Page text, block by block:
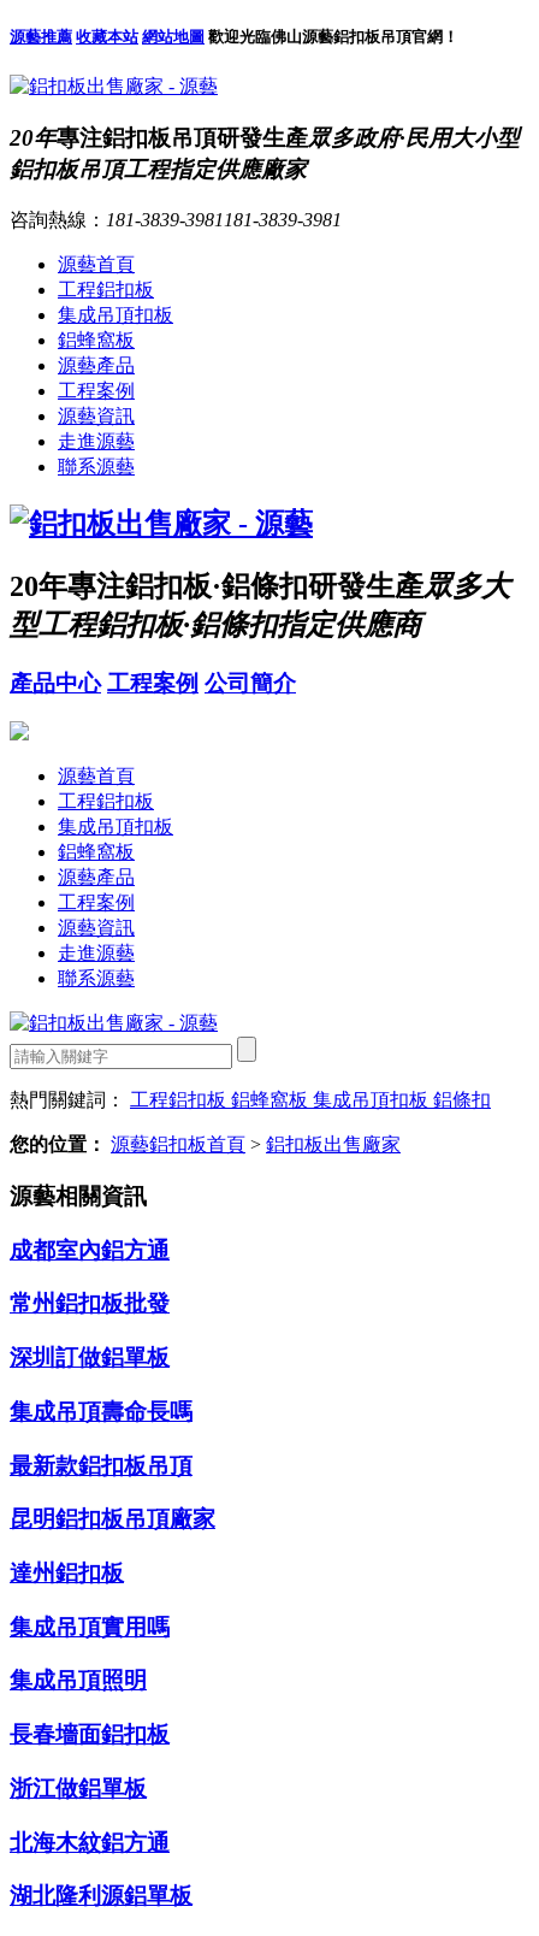
源藝推薦 收藏本站 網站地圖 歡迎光臨佛山源藝鋁扣板吊頂官網！
20年專注鋁扣板吊頂研發生產眾多政府·民用大小型
鋁扣板吊頂工程指定供應廠家
咨詢熱線： 181-3839-3981 181-3839-3981
源藝首頁
工程鋁扣板
集成吊頂扣板
鋁蜂窩板
源藝產品
工程案例
源藝資訊
走進源藝
聯系源藝
20年專注鋁扣板·鋁條扣研發生產眾多大
型工程鋁扣板·鋁條扣指定供應商
產品中心 工程案例 公司簡介
源藝首頁
工程鋁扣板
集成吊頂扣板
鋁蜂窩板
源藝產品
工程案例
源藝資訊
走進源藝
聯系源藝
熱門關鍵詞： 工程鋁扣板 鋁蜂窩板 集成吊頂扣板 鋁條扣
您的位置： 源藝鋁扣板首頁 > 鋁扣板出售廠家
源藝相關資訊
成都室內鋁方通
常州鋁扣板批發
深圳訂做鋁單板
集成吊頂壽命長嗎
最新款鋁扣板吊頂
昆明鋁扣板吊頂廠家
達州鋁扣板
集成吊頂實用嗎
集成吊頂照明
長春墻面鋁扣板
浙江做鋁單板
北海木紋鋁方通
湖北隆利源鋁單板